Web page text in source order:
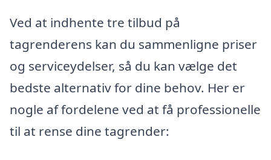
Ved at indhente tre tilbud på
tagrenderens kan du sammenligne priser
og serviceydelser, så du kan vælge det
bedste alternativ for dine behov. Her er
nogle af fordelene ved at få professionelle
til at rense dine tagrender: